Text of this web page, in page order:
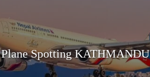
Plane Spotting KATHMANDU